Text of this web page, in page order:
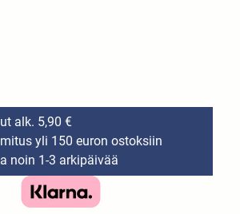
alk. 5,90 €
yli 150 euron ostoksiin
noin 1-3 arkipäivää